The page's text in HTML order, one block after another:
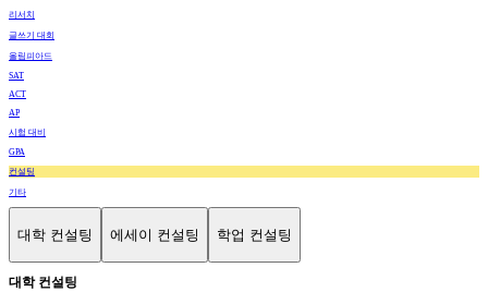
리서치
글쓰기 대회
올림피아드
SAT
ACT
AP
시험 대비
GPA
컨설팅
기타
대학 컨설팅 에세이 컨설팅 학업 컨설팅
대학 컨설팅